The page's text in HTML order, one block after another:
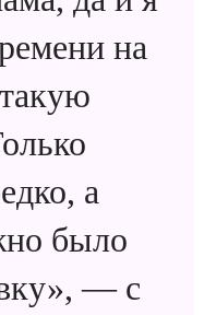
на
а
было
— с